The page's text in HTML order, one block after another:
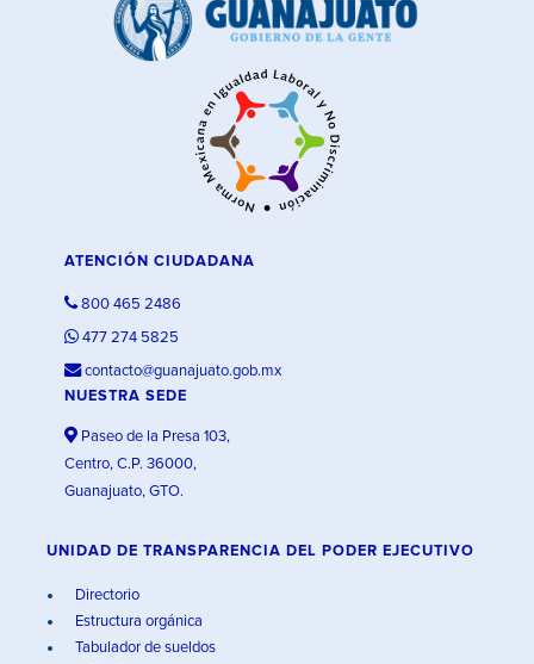
ATENCIÓN CIUDADANA
800 465 2486
477 274 5825
contacto@guanajuato.gob.mx
NUESTRA SEDE
Paseo de la Presa 103,
Centro, C.P. 36000,
Guanajuato, GTO.
UNIDAD DE TRANSPARENCIA DEL PODER EJECUTIVO
Directorio
Estructura orgánica
Tabulador de sueldos